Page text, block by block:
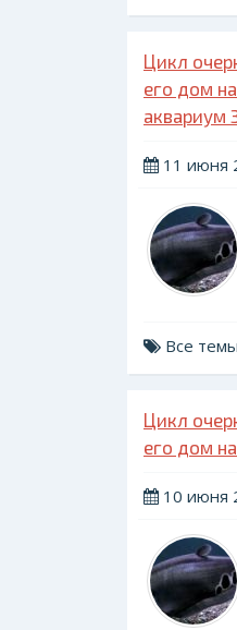
Цикл
его дом
аквариум
11 июня
Все
Цикл
его дом
10 июня